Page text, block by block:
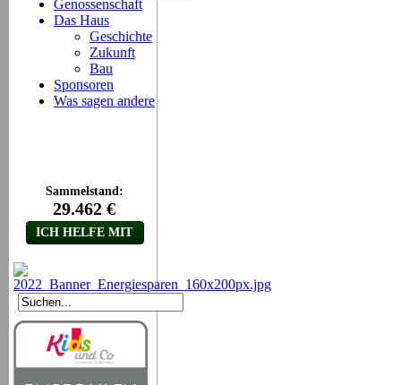
Genossenschaft
Das Haus
Geschichte
Zukunft
Bau
Sponsoren
Was sagen andere